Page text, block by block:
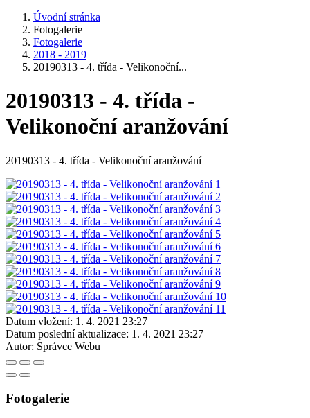
Úvodní stránka
Fotogalerie
Fotogalerie
2018 - 2019
20190313 - 4. třída - Velikonoční...
20190313 - 4. třída -
Velikonoční aranžování
20190313 - 4. třída - Velikonoční aranžování
Datum vložení: 1. 4. 2021 23:27
Datum poslední aktualizace: 1. 4. 2021 23:27
Autor: Správce Webu
Fotogalerie